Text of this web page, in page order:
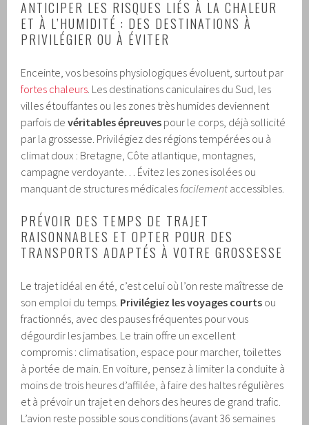
ANTICIPER LES RISQUES LIÉS À LA CHALEUR
ET À L’HUMIDITÉ : DES DESTINATIONS À
PRIVILÉGIER OU À ÉVITER
Enceinte, vos besoins physiologiques évoluent, surtout par
fortes chaleurs. Les destinations caniculaires du Sud, les
villes étouffantes ou les zones très humides deviennent
parfois devéritables épreuves pour le corps, déjà sollicité
par la grossesse. Privilégiez des régions tempérées ou à
climat doux : Bretagne, Côte atlantique, montagnes,
campagne verdoyante… Évitez les zones isolées ou
manquant de structures médicalesfacilement accessibles.
PRÉVOIR DES TEMPS DE TRAJET
RAISONNABLES ET OPTER POUR DES
TRANSPORTS ADAPTÉS À VOTRE GROSSESSE
Le trajet idéal en été, c’est celui où l’on reste maîtresse de
son emploi du temps. Privilégiez les voyages courts ou
fractionnés, avec des pauses fréquentes pour vous
dégourdir les jambes. Le train offre un excellent
compromis : climatisation, espace pour marcher, toilettes
à portée de main. En voiture, pensez à limiter la conduite à
moins de trois heures d’affilée, à faire des haltes régulières
et à prévoir un trajet en dehors des heures de grand trafic.
L’avion reste possible sous conditions (avant 36 semaines